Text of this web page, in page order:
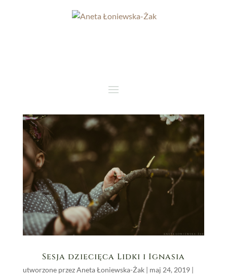
Sesja dziecięca Lidki i Ignasia
utworzone przezAneta Łoniewska-Żak| maj 24, 2019|